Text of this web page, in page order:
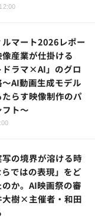
ルマート2026レポー
像産業が仕掛ける
ドラマ×AI」のグロ
AI動画生成モデル
らす映像制作のパ
ト～
の境界が溶ける時
ではの表現」をど
か。AI映画祭の審
大樹×主催者・和田